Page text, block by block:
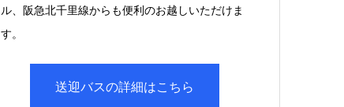
ル、阪急北千里線からも便利のお越しいただけま
す。
送迎バスの詳細はこちら